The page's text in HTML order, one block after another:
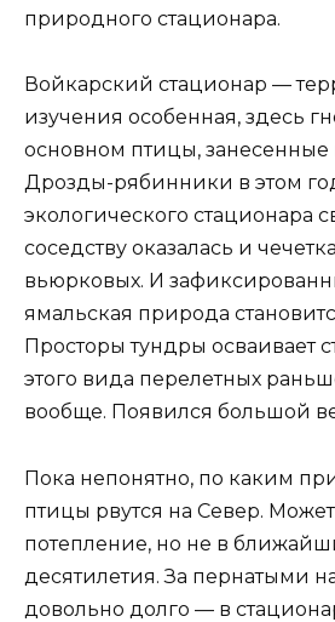
природного стационара.
Войкарский стационар —
изучения особенная, здесь
основном птицы, занесенные
Дрозды-рябинники в этом
экологического стационара
соседству оказалась и
вьюрковых. И
ямальская природа
Просторы тундры осваивает
этого вида перелетных
вообще. Появился большой
Пока непонятно, по каким
птицы рвутся на Север.
потепление, но не в
десятилетия. За пернатыми
довольно долго — в